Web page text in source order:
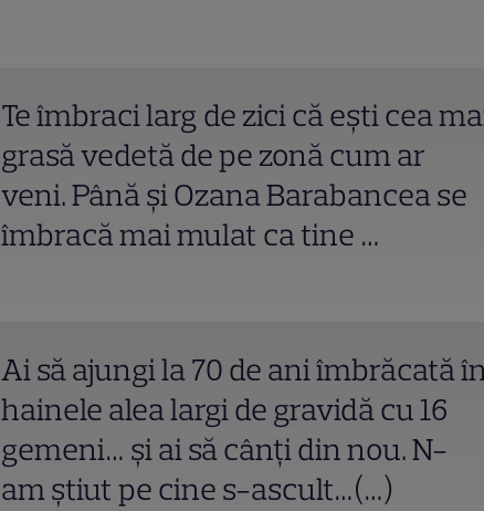
Te îmbraci larg de zici că ești cea
grasă vedetă de pe zonă cum ar
veni. Până și Ozana Barabancea se
îmbracă mai mulat ca tine …
Ai să ajungi la 70 de ani îmbrăcată
hainele alea largi de gravidă cu 16
gemeni… și ai să cânți din nou. N-
am știut pe cine s-ascult…(…)